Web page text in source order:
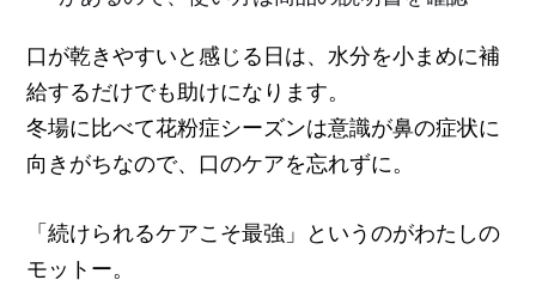
口が乾きやすいと感じる日は、水分を小まめに補
給するだけでも助けになります。
冬場に比べて花粉症シーズンは意識が鼻の症状に
向きがちなので、口のケアを忘れずに。
「続けられるケアこそ最強」というのがわたしの
モットー。